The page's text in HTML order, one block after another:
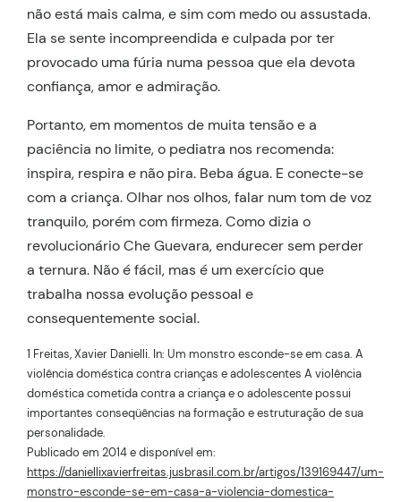
não está mais calma, e sim com medo ou assustada.
Ela se sente incompreendida e culpada por ter
provocado uma fúria numa pessoa que ela devota
confiança, amor e admiração.
Portanto, em momentos de muita tensão e a
paciência no limite, o pediatra nos recomenda:
inspira, respira e não pira. Beba água. E conecte-se
com a criança. Olhar nos olhos, falar num tom de voz
tranquilo, porém com firmeza. Como dizia o
revolucionário Che Guevara, endurecer sem perder
a ternura. Não é fácil, mas é um exercício que
trabalha nossa evolução pessoal e
consequentemente social.
1 Freitas, Xavier Danielli. In: Um monstro esconde-se em casa. A
violência doméstica contra crianças e adolescentes A violência
doméstica cometida contra a criança e o adolescente possui
importantes conseqüências na formação e estruturação de sua
personalidade.
Publicado em 2014 e disponível em:
https://daniellixavierfreitas.jusbrasil.com.br/artigos/139169447/um-
monstro-esconde-se-em-casa-a-violencia-domestica-